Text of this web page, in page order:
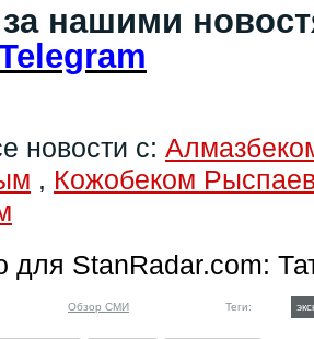
нашими
новости с:
, Кожобеком
для StanRadar.com:
Обзор СМИ Теги: